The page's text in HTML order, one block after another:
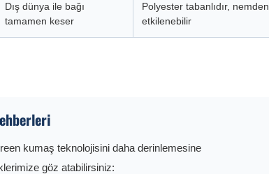
Dış dünya ile bağı
tamamen keser
Polyester tabanlıdır, nemden
etkilenebilir
kumaş teknolojisini daha derinlemesine
göz atabilirsiniz: